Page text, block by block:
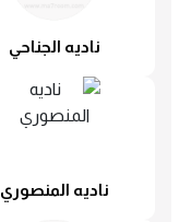
ناديه الجناحي
ناديه المنصوري